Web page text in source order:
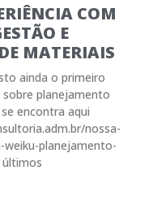
COM
E
MATERIAIS
ainda o primeiro
planejamento
encontra aqui
nossa-
weiku-planejamento-